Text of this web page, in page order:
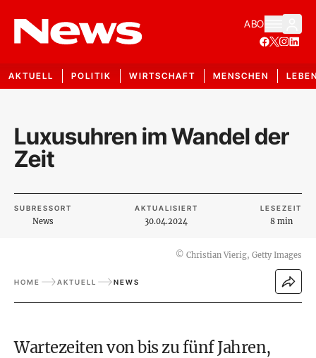
ABO
AKTUELL POLITIK WIRTSCHAFT MENSCHEN
Luxusuhren im Wandel der
Zeit
SUBRESSORT
News
AKTUALISIERT
30.04.2024
LESEZEIT
8 min
© Christian Vierig, Getty Images
HOME AKTUELL NEWS
Wartezeiten von bis zu fünf Jahren,